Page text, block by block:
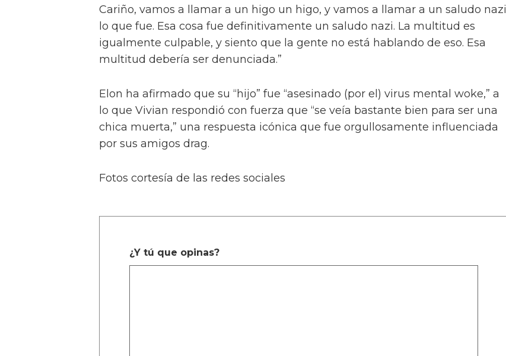
Cariño, vamos a llamar a un higo un higo, y vamos a llamar a un saludo nazi
lo que fue. Esa cosa fue definitivamente un saludo nazi. La multitud es
igualmente culpable, y siento que la gente no está hablando de eso. Esa
multitud debería ser denunciada.”
Elon ha afirmado que su “hijo” fue “asesinado (por el) virus mental woke,” a
lo que Vivian respondió con fuerza que “se veía bastante bien para ser una
chica muerta,” una respuesta icónica que fue orgullosamente influenciada
por sus amigos drag.
Fotos cortesía de las redes sociales
¿Y tú que opinas?